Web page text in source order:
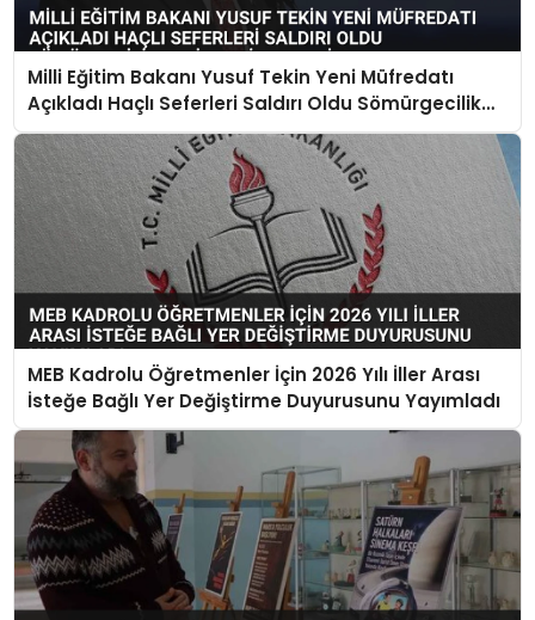
Milli Eğitim Bakanı Yusuf Tekin Yeni Müfredatı
Açıkladı Haçlı Seferleri Saldırı Oldu Sömürgecilik
Keşif Yerine Geçti
MEB Kadrolu Öğretmenler İçin 2026 Yılı İller Arası
İsteğe Bağlı Yer Değiştirme Duyurusunu Yayımladı